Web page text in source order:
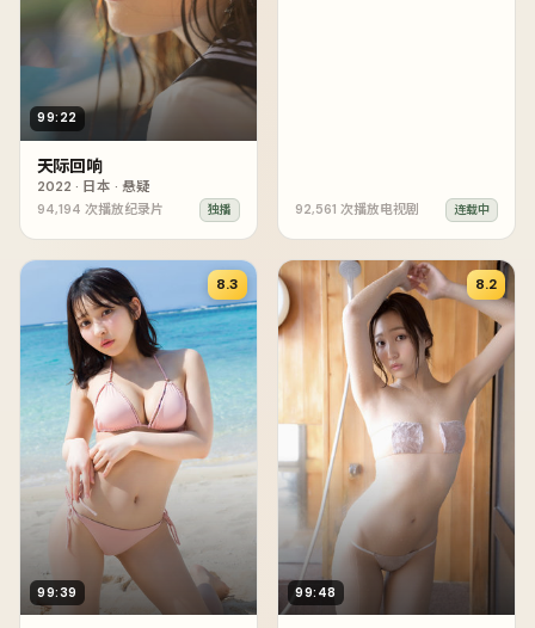
99:22
天际回响
2022 · 日本 · 悬疑
94,194 次播放纪录片 独播 92,561 次播放电视剧 连载中
99:39
8.3
99:48
8.2